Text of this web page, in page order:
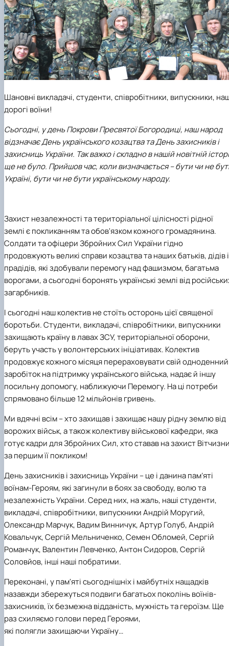
Прейскуранти на послуги
НОВИНИ
Trust BoxВступ 2022 рік
Вступ 2021 рік
Вступ 2020 рік
Вступ 2019 рік
Вступ 2018 рік
Pharmacology
Шановні викладачі, студенти, співробітники, випускники,
дорогі воїни!
Сьогодні, у день Покрови Пресвятої Богородиці, наш народ
відзначає День українського козацтва та День захисників і
захисниць України. Так важко і складно в нашій новітній
ще не було. Прийшов час, коли визначається – бути чи не
Україні, бути чи не бути українському народу.
Захист незалежності та територіальної цілісності рідної
землі є покликанням та обов'язком кожного громадянина.
Солдати та офіцери Збройних Сил України гідно
продовжують великі справи козацтва та наших батьків, дідів і
прадідів, які здобували перемогу над фашизмом, багатьма
ворогами, а сьогодні боронять українські землі від
загарбників.
І сьогодні наш колектив не стоїть осторонь цієї священої
боротьби. Студенти, викладачі, співробітники, випускники
захищають країну в лавах ЗСУ, територіальної оборони,
беруть участь у волонтерських ініціативах. Колектив
продовжує кожного місяця перераховувати свій одноденний
заробіток на підтримку українського війська, надає й іншу
посильну допомогу, наближуючи Перемогу. На ці потреби
спрямовано більше 12 мільйонів гривень.
Ми вдячні всім – хто захищав і захищає нашу рідну землю від
ворожих військ, а також колективу військової кафедри, яка
готує кадри для Збройних Сил, хто ставав на захист
за першим її покликом!
День захисників і захисниць України – це і данина пам’яті
воїнам-Героям, які загинули в боях за свободу, волю та
незалежність України. Серед них, на жаль, наші студенти,
викладачі, співробітники, випускники Андрій Моругий,
Олександр Марчук, Вадим Винничук, Артур Голуб, Андрій
Ковальчук, Сергій Мельниченко, Семен Обломей, Сергій
Романчук, Валентин Левченко, Антон Сидоров, Сергій
Соловйов, інші наші побратими.
Переконані, у пам'яті сьогоднішніх і майбутніх нащадків
назавжди збережуться подвиги багатьох поколінь воїнів-
захисників, їх безмежна відданість, мужність та героїзм. Ще
раз схиляємо голови перед Героями,
які полягли захищаючи Україну…